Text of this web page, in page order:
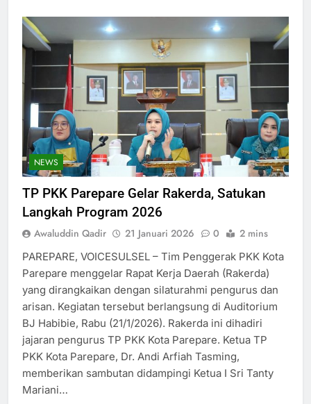
NEWS
TP PKK Parepare Gelar Rakerda, Satukan
Langkah Program 2026
Awaluddin Qadir 21 Januari 2026 0 2 mins
PAREPARE, VOICESULSEL – Tim Penggerak PKK Kota
Parepare menggelar Rapat Kerja Daerah (Rakerda)
yang dirangkaikan dengan silaturahmi pengurus dan
arisan. Kegiatan tersebut berlangsung di Auditorium
BJ Habibie, Rabu (21/1/2026). Rakerda ini dihadiri
jajaran pengurus TP PKK Kota Parepare. Ketua TP
PKK Kota Parepare, Dr. Andi Arfiah Tasming,
memberikan sambutan didampingi Ketua I Sri Tanty
Mariani…